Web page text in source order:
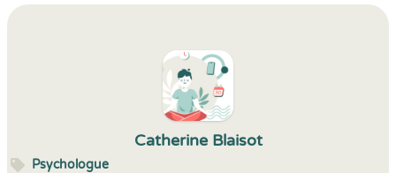
Catherine Blaisot
Psychologue